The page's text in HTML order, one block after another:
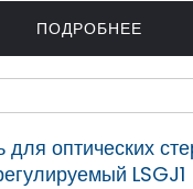
ПОДРОБНЕЕ
для оптических
LSGJ1